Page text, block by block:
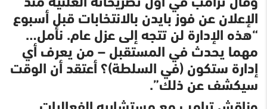
الإعلان عن فوز بايدن بالانتخابات قبل أسبوع
“هذه الإدارة لن تتجه إلى عزل عام. نأمل…
مهما يحدث في المستقبل – من يعرف أي
إدارة ستكون (في السلطة)؟ أعتقد أن الوقت
سيكشف عن ذلك”.
وناقش ترامب مع مستشاريه الفعاليات